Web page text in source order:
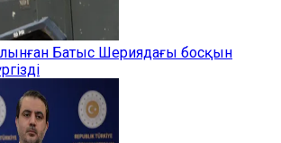
Батыс Шериядағы босқын